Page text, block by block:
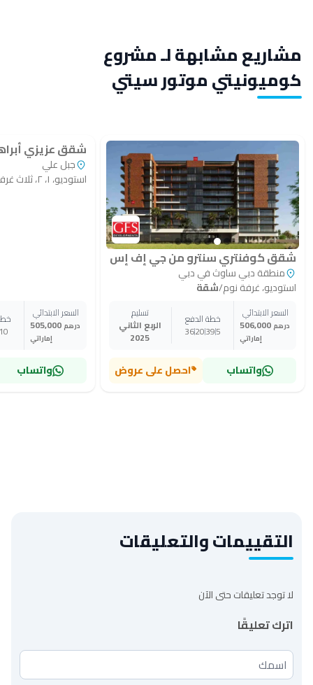
مشاريع مشابهة لـ مشروع
كوميونيتي موتور سيتي
شقق كوفنتري سنترو من جي إف إس
منطقة دبي ساوث في دبي
استوديو، غرفة نوم/شقة
السعر الابتدائي
506,000درهم
إماراتي
خطة الدفع
5
39
20
36
تسليم
الربع الثاني
2025
واتساب احصل على عروض
شقق عزيزي
جبل علي
استوديو، ١، ٢، ثلاث غرف نوم
السعر الابتدائي
505,000درهم
إماراتي
واتساب
التقييمات والتعليقات
لا توجد تعليقات حتى الآن
اترك تعليقًا
اسمك